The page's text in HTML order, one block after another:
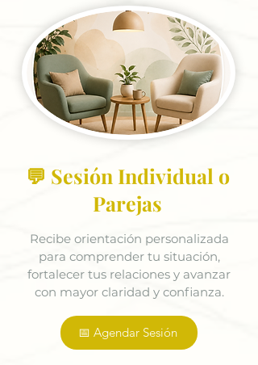
💬 Sesión Individual o
Parejas
Recibe orientación personalizada
para comprender tu situación,
fortalecer tus relaciones y avanzar
con mayor claridad y confianza.
📅 Agendar Sesión